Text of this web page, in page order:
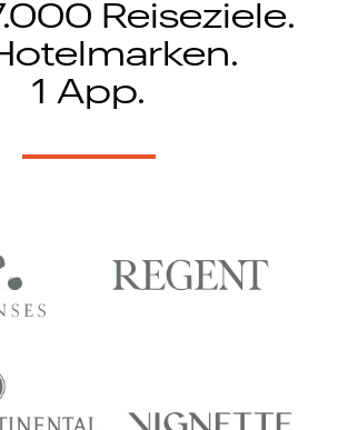
Reiseziele.
1 App.